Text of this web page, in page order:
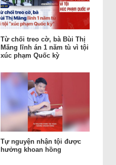
Từ chối treo cờ, bà Bùi Thị
Măng lĩnh án 1 năm tù vì tội
xúc phạm Quốc kỳ
Tự nguyện nhận tội được
hưởng khoan hồng